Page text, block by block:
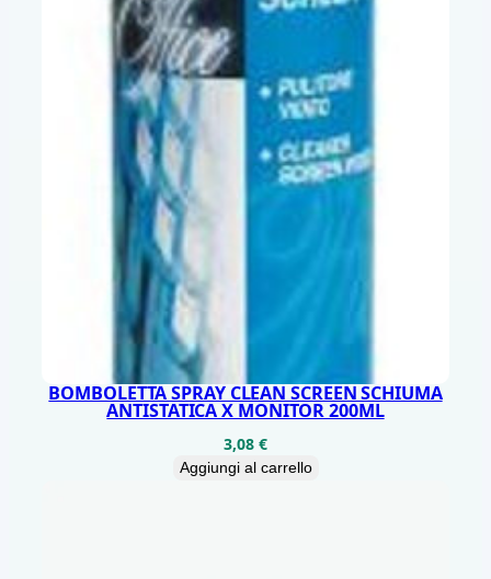
BOMBOLETTA SPRAY CLEAN SCREEN SCHIUMA
ANTISTATICA X MONITOR 200ML
3,08 €
Aggiungi al carrello